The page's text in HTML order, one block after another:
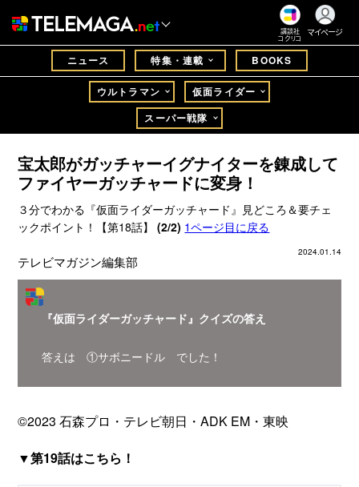
講談社
コクリコ
マイページ
ニュース 特集・連載 BOOKS
ウルトラマン
仮面ライダー
スーパー戦隊
宝太郎がガッチャーイグナイターを錬成して
ファイヤーガッチャードに変身！
３分でわかる『仮面ライダーガッチャード』見どころ＆要チェ
ックポイント！【第18話】(2/2) 1ページ目に戻る
2024.01.14
テレビマガジン編集部
『仮面ライダーガッチャード』クイズの答え
答えは ①サボニードル でした！
©2023 石森プロ・テレビ朝日・ADK EM・東映
▼第19話はこちら！